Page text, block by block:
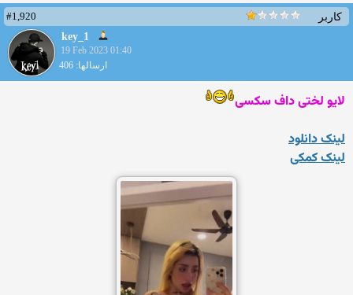
کاربر
#1,920
key_1
19 Feb 2023 01:40
ارسالها: 406
لایو لختی داف سکسی
لینک دانلود
لینک کمکی